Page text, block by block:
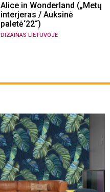
Alice in Wonderland („Metų
interjeras / Auksinė
paletė‘22“)
DIZAINAS LIETUVOJE